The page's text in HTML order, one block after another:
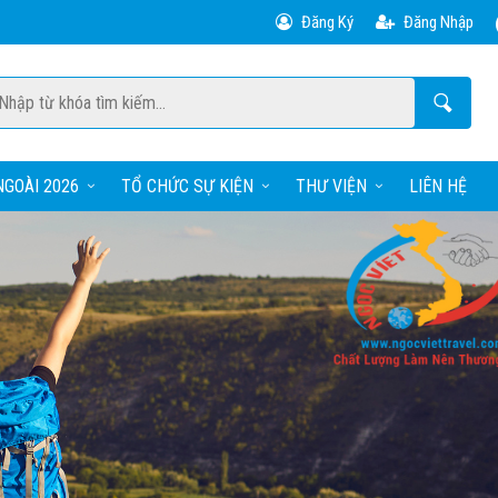
Đăng Ký Đăng Nhập
2026 TỔ CHỨC SỰ KIỆN THƯ VIỆN LIÊN HỆ